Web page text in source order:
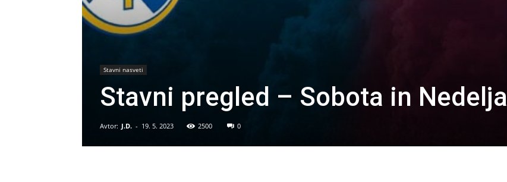
Stavni nasveti
Stavni pregled – Sobota in Nedelja
Avtor: J.D. - 19. 5. 2023 2500 0